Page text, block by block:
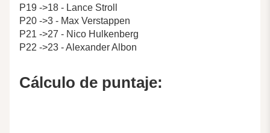
P19 ->18 - Lance Stroll
P20 ->3 - Max Verstappen
P21 ->27 - Nico Hulkenberg
P22 ->23 - Alexander Albon
Cálculo de puntaje: